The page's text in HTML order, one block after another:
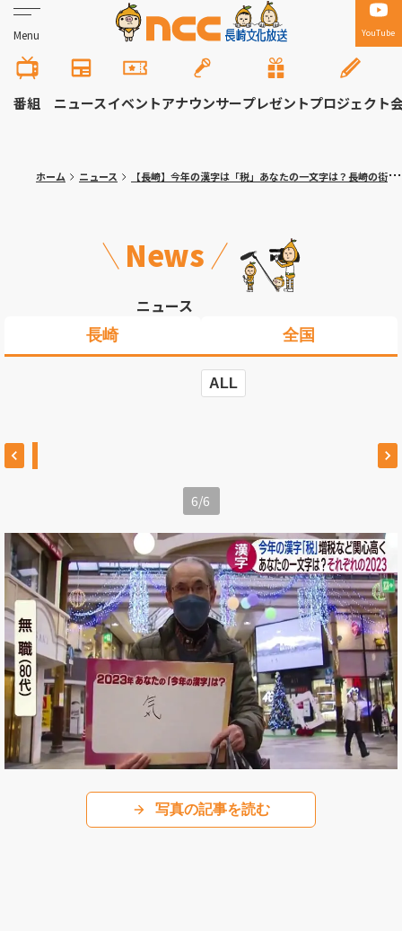
Menu YouTube
番組 ニュースイベントアナウンサープレゼントプロジェクト
ホーム ニュース 【長崎】今年の漢字は「税」あなたの一文字は？長崎の街で聞く
News
ニュース
長崎 全国
ALL
6/6
写真の記事を読む